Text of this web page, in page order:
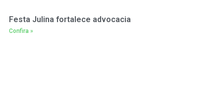
Festa Julina fortalece advocacia
Confira »